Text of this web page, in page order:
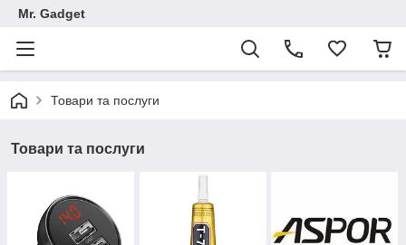
Mr. Gadget
Товари та послуги
Товари та послуги